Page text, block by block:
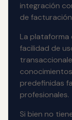
integración
de
La plataforma
facilidad de
predefinidas
profesionales.
Si bien no